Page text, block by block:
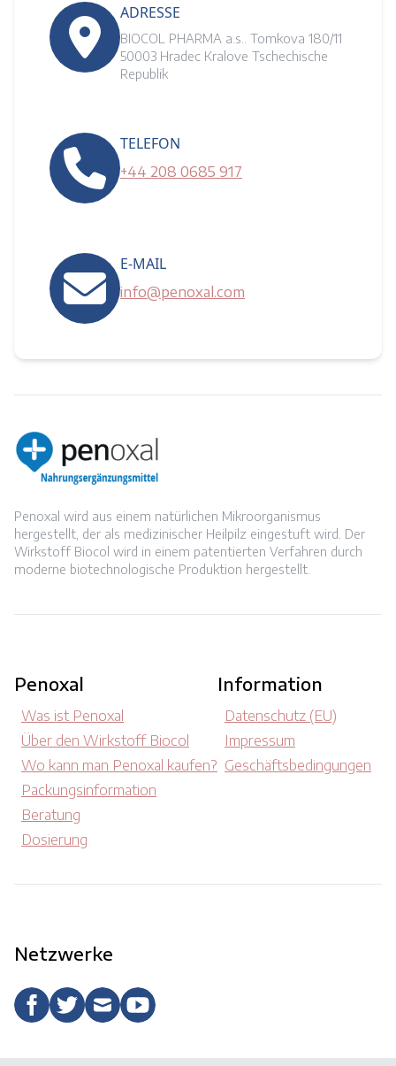
ADRESSE
BIOCOL PHARMA a.s.. Tomkova 180/11
50003 Hradec Kralove Tschechische
Republik
TELEFON
+44 208 0685 917
E-MAIL
info@penoxal.com
Penoxal wird aus einem natürlichen Mikroorganismus
hergestellt, der als medizinischer Heilpilz eingestuft wird. Der
Wirkstoff Biocol wird in einem patentierten Verfahren durch
moderne biotechnologische Produktion hergestellt.
Penoxal
Was ist Penoxal
Über den Wirkstoff Biocol
Wo kann man Penoxal kaufen?
Packungsinformation
Beratung
Dosierung
Information
Datenschutz (EU)
Impressum
Geschäftsbedingungen
Netzwerke